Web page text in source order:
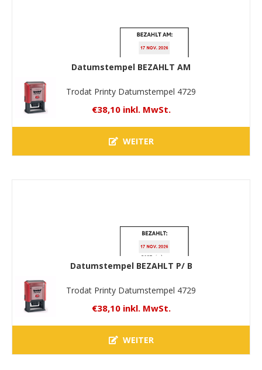
Datumstempel BEZAHLT AM
Trodat Printy Datumstempel 4729
€38,10 inkl. MwSt.
WEITER
Datumstempel BEZAHLT P/ B
Trodat Printy Datumstempel 4729
€38,10 inkl. MwSt.
WEITER